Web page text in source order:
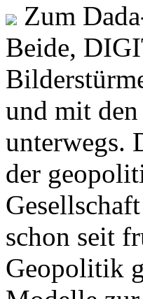
Zum
Beide,
und mit den
unterwegs.
der
schon seit
Geopolitik